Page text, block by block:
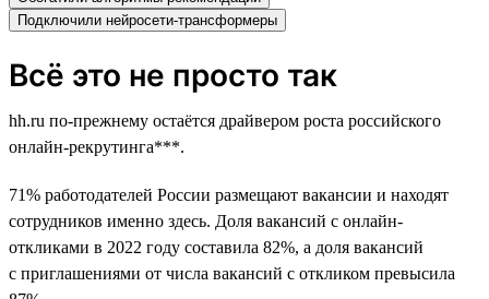
Подключили нейросети-трансформеры
Всё это не просто так
hh.ru по-прежнему остаётся драйвером роста российского
онлайн-рекрутинга***.
71% работодателей России размещают вакансии и находят
сотрудников именно здесь. Доля вакансий с онлайн-
откликами в 2022 году составила 82%, а доля вакансий
с приглашениями от числа вакансий с откликом превысила